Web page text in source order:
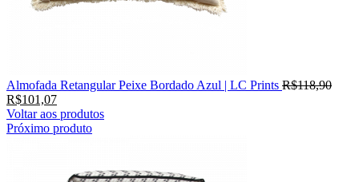
Almofada Retangular Peixe Bordado Azul | LC Prints R$118,90
R$101,07
Voltar aos produtos
Próximo produto